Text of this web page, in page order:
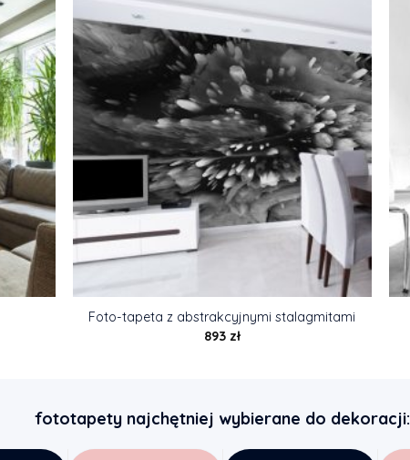
Foto-tapeta z abstrakcyjnymi stalagmitami
893 zł
fototapety najchętniej wybierane do dekoracji: